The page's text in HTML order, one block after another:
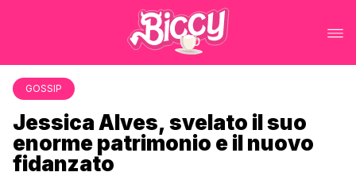
GOSSIP
Jessica Alves, svelato il suo
enorme patrimonio e il nuovo
fidanzato